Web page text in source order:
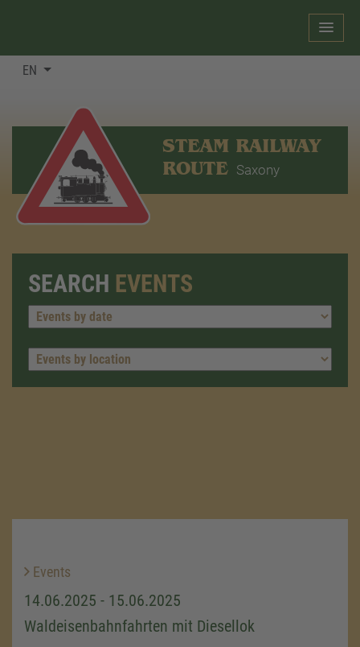
EN
STEAM RAILWAY
ROUTE Saxony
SEARCH EVENTS
Events
14.06.2025 - 15.06.2025
Waldeisenbahnfahrten mit Diesellok